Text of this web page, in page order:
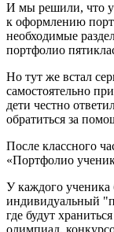
И мы решили, что у
к оформлению
необходимые
портфолио
Но тут же встал
самостоятельно
дети честно
обратиться за
После классного
«Портфолио
У каждого ученика
индивидуальный
где будут